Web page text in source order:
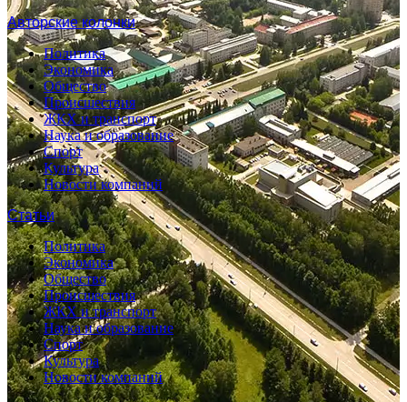
Авторские колонки
Политика
Экономика
Общество
Происшествия
ЖКХ и транспорт
Наука и образование
Спорт
Культура
Новости компаний
Статьи
Политика
Экономика
Общество
Происшествия
ЖКХ и транспорт
Наука и образование
Спорт
Культура
Новости компаний